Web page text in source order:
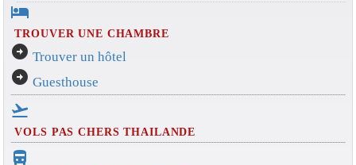
hotel
TROUVER UNE CHAMBRE
arrow_circle_right Trouver un hôtel
arrow_circle_right Guesthouse
flight_takeoff
VOLS PAS CHERS THAILANDE
directions_bus_filled